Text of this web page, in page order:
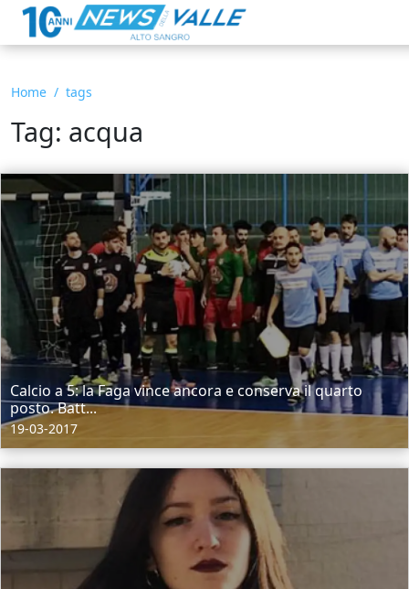
Home tags
Tag: acqua
Calcio a 5: la Faga vince ancora e conserva il quarto
posto. Batt...
19-03-2017